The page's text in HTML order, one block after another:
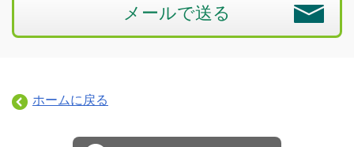
メールで送る
ホームに戻る